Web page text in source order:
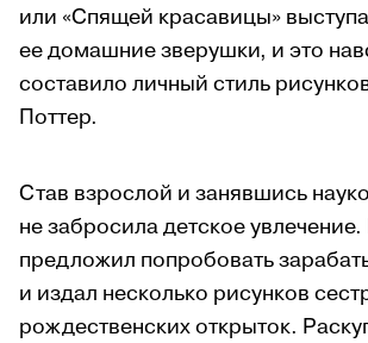
или «Спящей красавицы»
ее домашние зверушки, и это
составило личный стиль
Поттер.
Став взрослой и занявшись
не забросила детское
предложил попробовать
и издал несколько рисунков
рождественских открыток.